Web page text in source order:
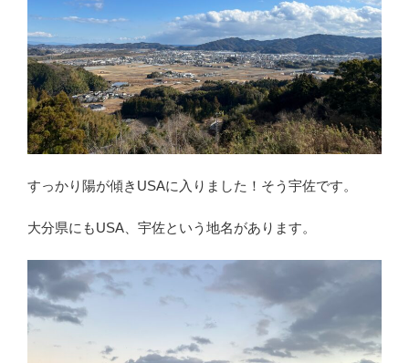
すっかり陽が傾きUSAに入りました！そう宇佐です。
大分県にもUSA、宇佐という地名があります。